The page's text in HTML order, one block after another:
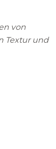
von
Textur und